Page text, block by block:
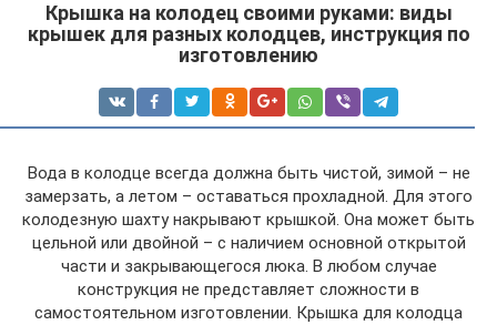
Крышка на колодец своими руками: виды
крышек для разных колодцев, инструкция по
изготовлению
Вода в колодце всегда должна быть чистой, зимой – не
замерзать, а летом – оставаться прохладной. Для этого
колодезную шахту накрывают крышкой. Она может быть
цельной или двойной – с наличием основной открытой
части и закрывающегося люка. В любом случае
конструкция не представляет сложности в
самостоятельном изготовлении. Крышка для колодца